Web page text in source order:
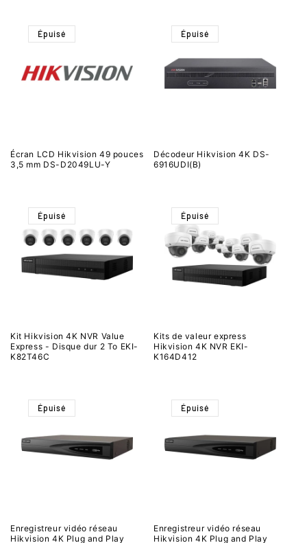
Épuisé
Écran LCD Hikvision 49 pouces
3,5 mm DS-D2049LU-Y
Épuisé
Décodeur Hikvision 4K DS-
6916UDI(B)
Épuisé
Kit Hikvision 4K NVR Value
Express - Disque dur 2 To EKI-
K82T46C
Épuisé
Kits de valeur express
Hikvision 4K NVR EKI-
K164D412
Épuisé
Enregistreur vidéo réseau
Hikvision 4K Plug and Play
Épuisé
Enregistreur vidéo réseau
Hikvision 4K Plug and Play